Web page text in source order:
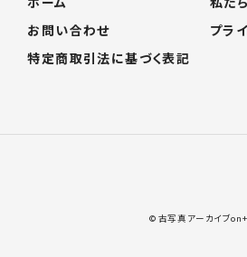
お問い合わせ
プラ
特定商取引法に基づく表記
© 古写真アーカイブ